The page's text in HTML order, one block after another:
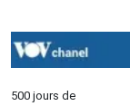
500 jours de